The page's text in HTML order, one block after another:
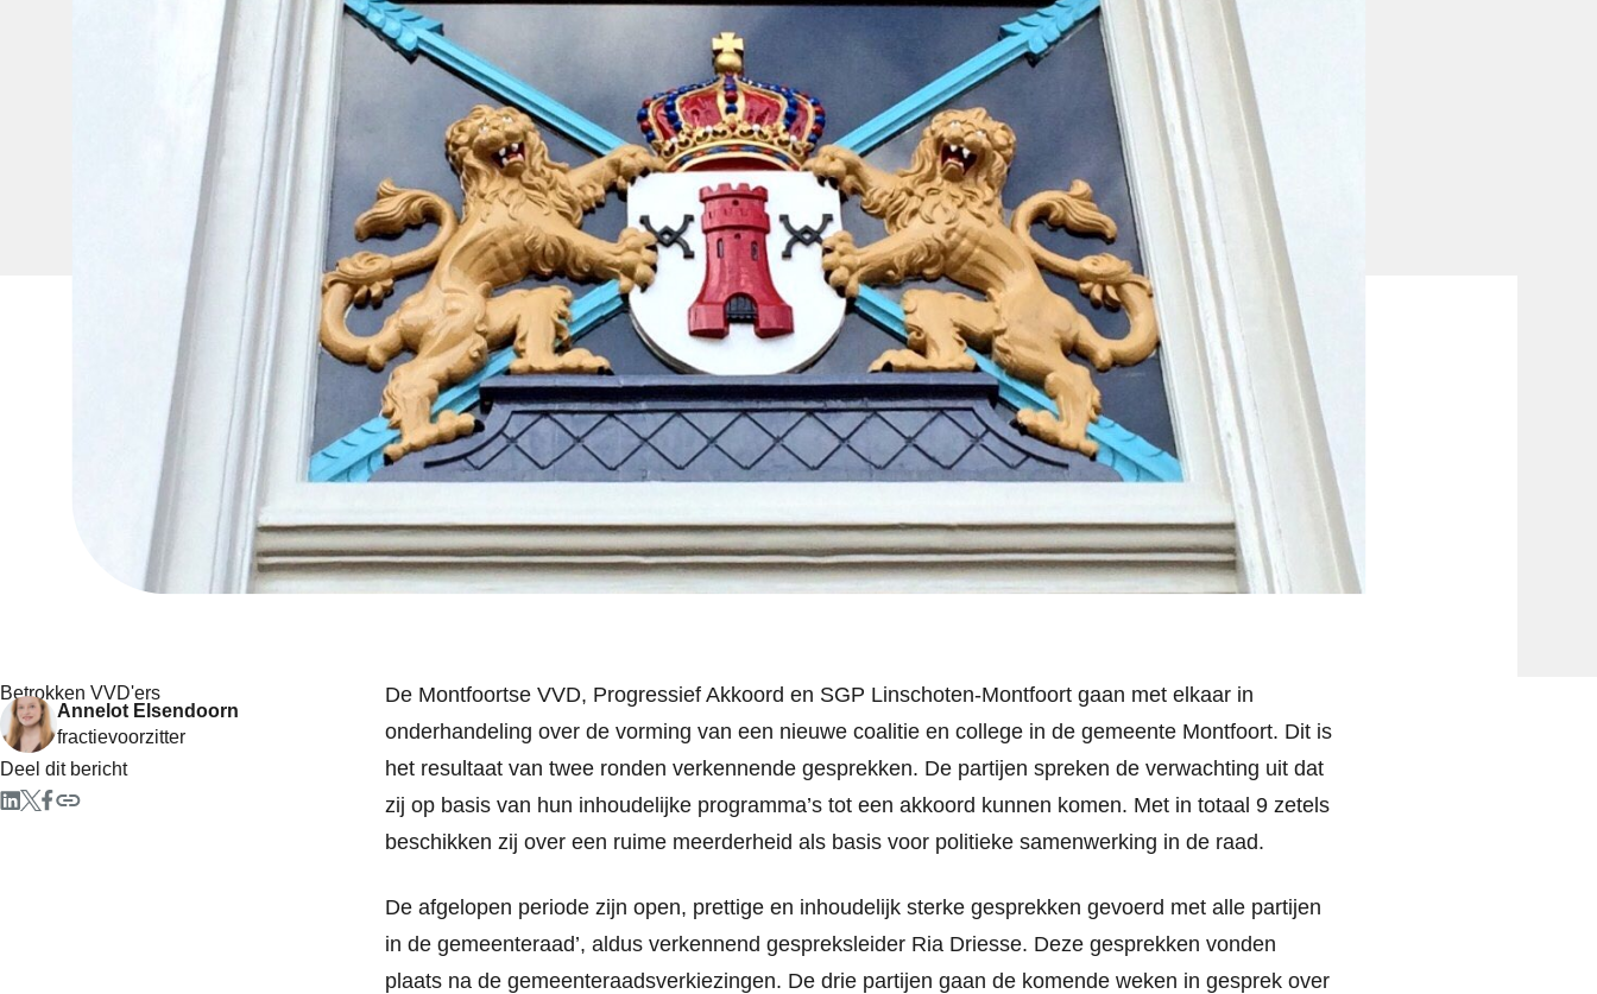
De Montfoortse VVD, Progressief Akkoord en SGP Linschoten-Montfoort gaan met elkaar in
onderhandeling over de vorming van een nieuwe coalitie en college in de gemeente Montfoort. Dit is
het resultaat van twee ronden verkennende gesprekken. De partijen spreken de verwachting uit dat
zij op basis van hun inhoudelijke programma’s tot een akkoord kunnen komen. Met in totaal 9 zetels
beschikken zij over een ruime meerderheid als basis voor politieke samenwerking in de raad.
De afgelopen periode zijn open, prettige en inhoudelijk sterke gesprekken gevoerd met alle partijen
in de gemeenteraad’, aldus verkennend gespreksleider Ria Driesse. Deze gesprekken vonden
plaats na de gemeenteraadsverkiezingen. De drie partijen gaan de komende weken in gesprek over
Betrokken VVD'ers
Annelot Elsendoorn
fractievoorzitter
Deel dit bericht